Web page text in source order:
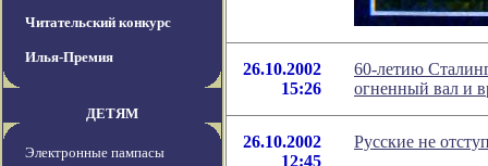
Читательский конкурс
Илья-Премия
ДЕТЯМ
Электронные пампасы
26.10.2002
15:26
60-летию
огненный вал и
26.10.2002
12:45
Русские не